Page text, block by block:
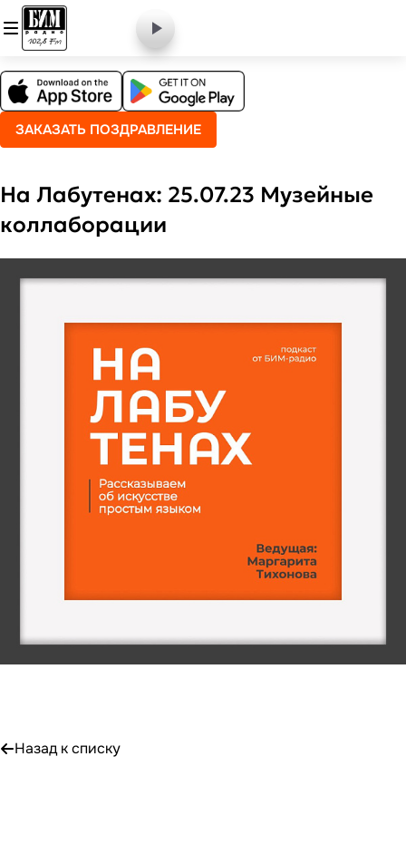
ЗАКАЗАТЬ ПОЗДРАВЛЕНИЕ
На Лабутенах: 25.07.23 Музейные
коллаборации
Назад к списку